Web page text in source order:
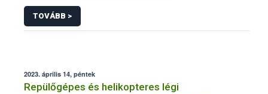
TOVÁBB >
2023. április 14, péntek
Repülőgépes és helikopteres légi